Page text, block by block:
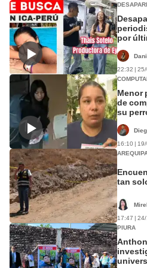
por
22:32 |
Menor
de
su
16:10 |
tan
17:47 |
PIURA